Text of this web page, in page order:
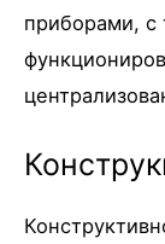
приборами, с